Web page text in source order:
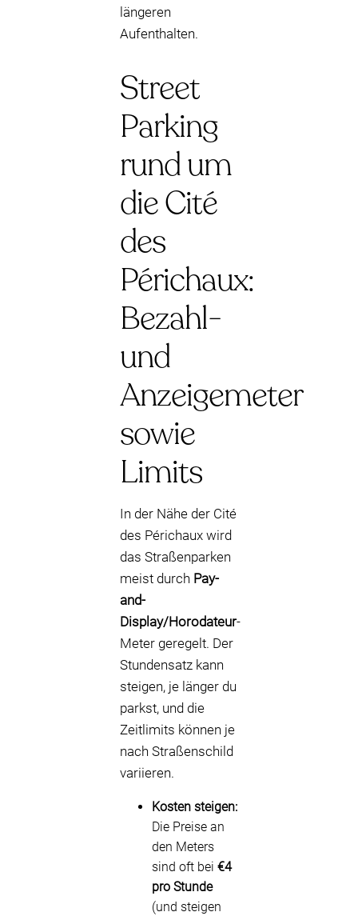
längeren
Aufenthalten.
Street
Parking
rund um
die Cité
des
Périchaux:
Bezahl-
und
Anzeigemeter
sowie
Limits
In der Nähe der Cité
des Périchaux wird
das Straßenparken
meist durch Pay-
and-
Display/Horodateur-
Meter geregelt. Der
Stundensatz kann
steigen, je länger du
parkst, und die
Zeitlimits können je
nach Straßenschild
variieren.
Kosten steigen:
Die Preise an
den Meters
sind oft bei €4
pro Stunde
(und steigen